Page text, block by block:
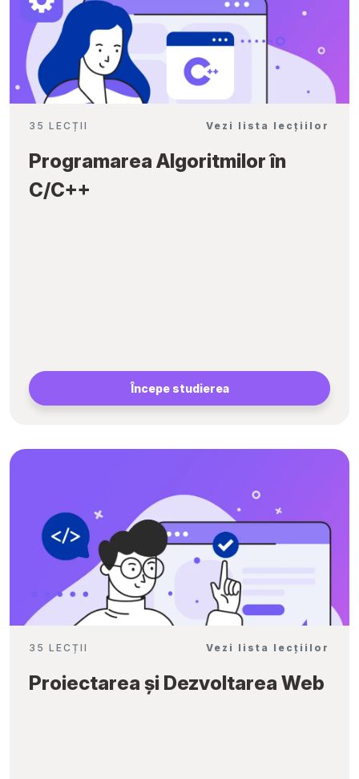
35 LECȚII Vezi lista lecțiilor
Programarea Algoritmilor în
C/C++
Începe studierea
35 LECȚII Vezi lista lecțiilor
Proiectarea și Dezvoltarea Web